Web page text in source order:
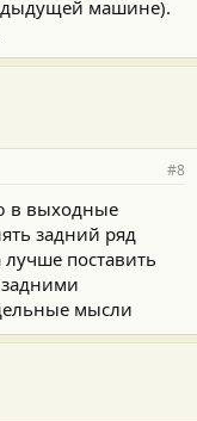
машине).
#8
в выходные
задний ряд
поставить
мысли